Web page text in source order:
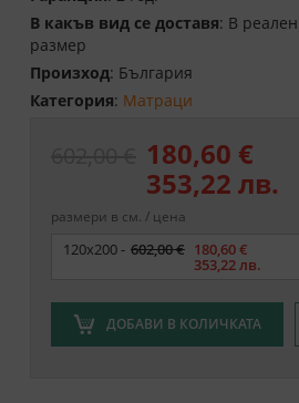
В какъв вид се доставя: В реален
размер
Произход: България
Категория: Матраци
180,60 €
353,22 лв.
размери в см. / цена
Размер
120x200 - 602,00 € 180,60 €
353,22 лв.
ДОБАВИ В КОЛИЧКАТА